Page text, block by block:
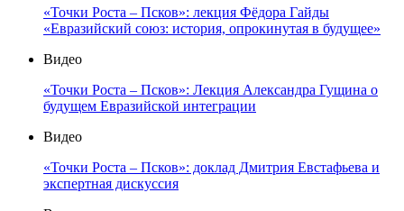
«Точки Роста – Псков»: лекция Фёдора Гайды
«Евразийский союз: история, опрокинутая в будущее»
Видео
«Точки Роста – Псков»: Лекция Александра Гущина о
будущем Евразийской интеграции
Видео
«Точки Роста – Псков»: доклад Дмитрия Евстафьева и
экспертная дискуссия